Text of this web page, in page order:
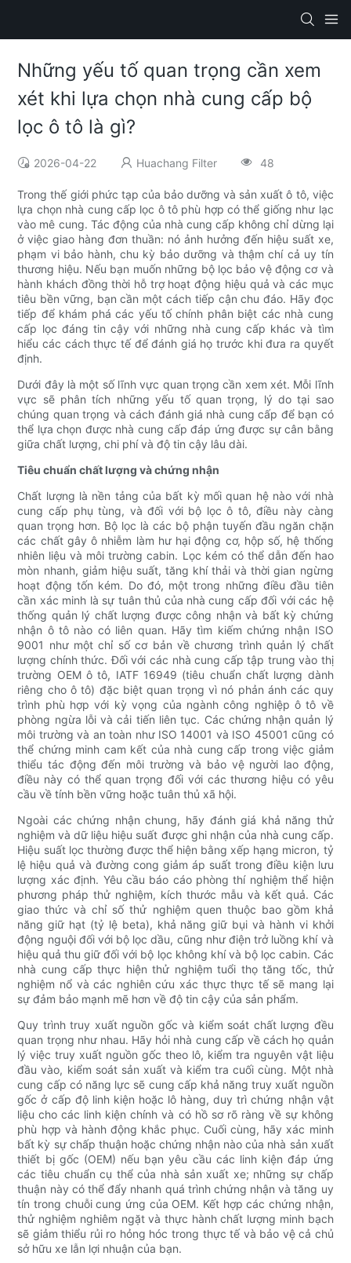
Những yếu tố quan trọng cần xem
xét khi lựa chọn nhà cung cấp bộ
lọc ô tô là gì?
2026-04-22 Huachang Filter 48
Trong thế giới phức tạp của bảo dưỡng và sản xuất ô tô, việc
lựa chọn nhà cung cấp lọc ô tô phù hợp có thể giống như lạc
vào mê cung. Tác động của nhà cung cấp không chỉ dừng lại
ở việc giao hàng đơn thuần: nó ảnh hưởng đến hiệu suất xe,
phạm vi bảo hành, chu kỳ bảo dưỡng và thậm chí cả uy tín
thương hiệu. Nếu bạn muốn những bộ lọc bảo vệ động cơ và
hành khách đồng thời hỗ trợ hoạt động hiệu quả và các mục
tiêu bền vững, bạn cần một cách tiếp cận chu đáo. Hãy đọc
tiếp để khám phá các yếu tố chính phân biệt các nhà cung
cấp lọc đáng tin cậy với những nhà cung cấp khác và tìm
hiểu các cách thực tế để đánh giá họ trước khi đưa ra quyết
định.
Dưới đây là một số lĩnh vực quan trọng cần xem xét. Mỗi lĩnh
vực sẽ phân tích những yếu tố quan trọng, lý do tại sao
chúng quan trọng và cách đánh giá nhà cung cấp để bạn có
thể lựa chọn được nhà cung cấp đáp ứng được sự cân bằng
giữa chất lượng, chi phí và độ tin cậy lâu dài.
Tiêu chuẩn chất lượng và chứng nhận
Chất lượng là nền tảng của bất kỳ mối quan hệ nào với nhà
cung cấp phụ tùng, và đối với bộ lọc ô tô, điều này càng
quan trọng hơn. Bộ lọc là các bộ phận tuyến đầu ngăn chặn
các chất gây ô nhiễm làm hư hại động cơ, hộp số, hệ thống
nhiên liệu và môi trường cabin. Lọc kém có thể dẫn đến hao
mòn nhanh, giảm hiệu suất, tăng khí thải và thời gian ngừng
hoạt động tốn kém. Do đó, một trong những điều đầu tiên
cần xác minh là sự tuân thủ của nhà cung cấp đối với các hệ
thống quản lý chất lượng được công nhận và bất kỳ chứng
nhận ô tô nào có liên quan. Hãy tìm kiếm chứng nhận ISO
9001 như một chỉ số cơ bản về chương trình quản lý chất
lượng chính thức. Đối với các nhà cung cấp tập trung vào thị
trường OEM ô tô, IATF 16949 (tiêu chuẩn chất lượng dành
riêng cho ô tô) đặc biệt quan trọng vì nó phản ánh các quy
trình phù hợp với kỳ vọng của ngành công nghiệp ô tô về
phòng ngừa lỗi và cải tiến liên tục. Các chứng nhận quản lý
môi trường và an toàn như ISO 14001 và ISO 45001 cũng có
thể chứng minh cam kết của nhà cung cấp trong việc giảm
thiểu tác động đến môi trường và bảo vệ người lao động,
điều này có thể quan trọng đối với các thương hiệu có yêu
cầu về tính bền vững hoặc tuân thủ xã hội.
Ngoài các chứng nhận chung, hãy đánh giá khả năng thử
nghiệm và dữ liệu hiệu suất được ghi nhận của nhà cung cấp.
Hiệu suất lọc thường được thể hiện bằng xếp hạng micron, tỷ
lệ hiệu quả và đường cong giảm áp suất trong điều kiện lưu
lượng xác định. Yêu cầu báo cáo phòng thí nghiệm thể hiện
phương pháp thử nghiệm, kích thước mẫu và kết quả. Các
giao thức và chỉ số thử nghiệm quen thuộc bao gồm khả
năng giữ hạt (tỷ lệ beta), khả năng giữ bụi và hành vi khởi
động nguội đối với bộ lọc dầu, cũng như điện trở luồng khí và
hiệu quả thu giữ đối với bộ lọc không khí và bộ lọc cabin. Các
nhà cung cấp thực hiện thử nghiệm tuổi thọ tăng tốc, thử
nghiệm nổ và các nghiên cứu xác thực thực tế sẽ mang lại
sự đảm bảo mạnh mẽ hơn về độ tin cậy của sản phẩm.
Quy trình truy xuất nguồn gốc và kiểm soát chất lượng đều
quan trọng như nhau. Hãy hỏi nhà cung cấp về cách họ quản
lý việc truy xuất nguồn gốc theo lô, kiểm tra nguyên vật liệu
đầu vào, kiểm soát sản xuất và kiểm tra cuối cùng. Một nhà
cung cấp có năng lực sẽ cung cấp khả năng truy xuất nguồn
gốc ở cấp độ linh kiện hoặc lô hàng, duy trì chứng nhận vật
liệu cho các linh kiện chính và có hồ sơ rõ ràng về sự không
phù hợp và hành động khắc phục. Cuối cùng, hãy xác minh
bất kỳ sự chấp thuận hoặc chứng nhận nào của nhà sản xuất
thiết bị gốc (OEM) nếu bạn yêu cầu các linh kiện đáp ứng
các tiêu chuẩn cụ thể của nhà sản xuất xe; những sự chấp
thuận này có thể đẩy nhanh quá trình chứng nhận và tăng uy
tín trong chuỗi cung ứng của OEM. Kết hợp các chứng nhận,
thử nghiệm nghiêm ngặt và thực hành chất lượng minh bạch
sẽ giảm thiểu rủi ro hỏng hóc trong thực tế và bảo vệ cả chủ
sở hữu xe lẫn lợi nhuận của bạn.